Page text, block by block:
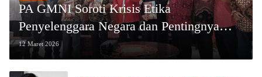
PA GMNI Soroti Krisis Etika
Penyelenggara Negara dan Pentingnya
Restrukturisasi Politik
12 Maret 2026